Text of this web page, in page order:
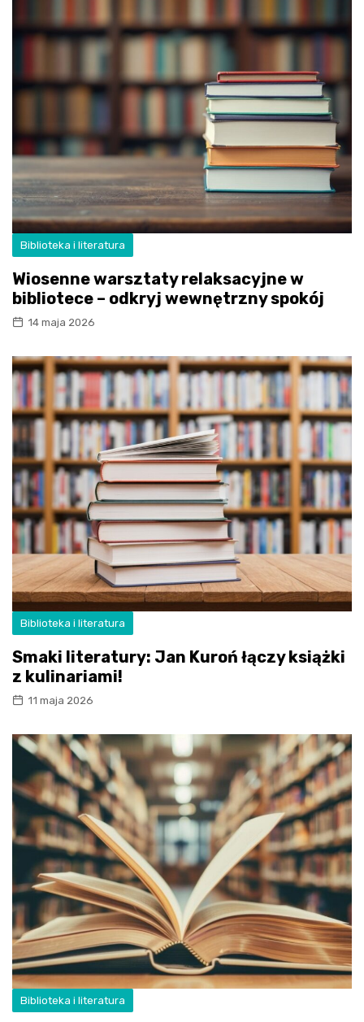
Biblioteka i literatura
Wiosenne warsztaty relaksacyjne w
bibliotece – odkryj wewnętrzny spokój
14 maja 2026
Biblioteka i literatura
Smaki literatury: Jan Kuroń łączy książki
z kulinariami!
11 maja 2026
Biblioteka i literatura